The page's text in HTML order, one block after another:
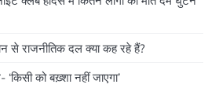
से राजनीतिक दल क्या कह रहे हैं?
‘किसी को बख़्शा नहीं जाएगा’